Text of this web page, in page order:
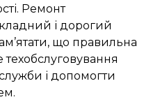
Ремонт
і дорогий
що правильна
техобслуговування
і допомогти